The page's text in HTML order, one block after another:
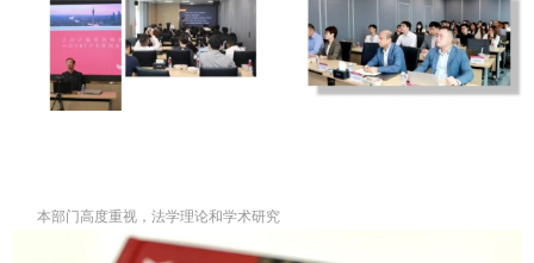
本部门高度重视，法学理论和学术研究